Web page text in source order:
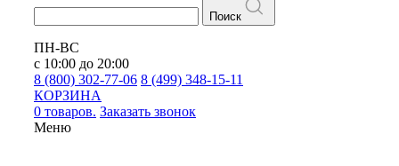
Поиск
ПН-ВС
с 10:00 до 20:00
8 (800) 302-77-06 8 (499) 348-15-11
КОРЗИНА
0 товаров. Заказать звонок
Меню